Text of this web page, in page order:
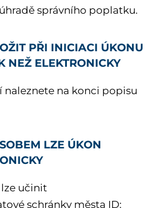
správního poplatku.
PŘI INICIACI ÚKONU
NEŽ ELEKTRONICKY
naleznete na konci popisu
LZE ÚKON
učinit
schránky města ID: